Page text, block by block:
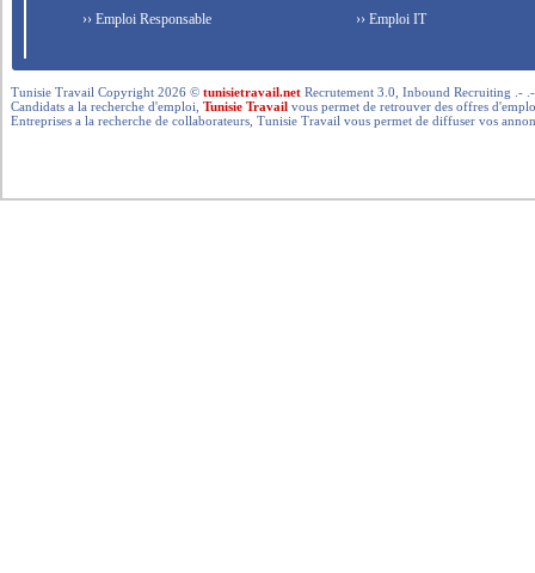
›› Emploi Responsable
›› Emploi IT
Tunisie Travail Copyright 2026 ©tunisietravail.net Recrutement 3.0, Inbound Recruiting .-
Candidats a la recherche d'emploi,Tunisie Travail vous permet de retrouver des offres
Entreprises a la recherche de collaborateurs, Tunisie Travail vous permet de diffuser vos